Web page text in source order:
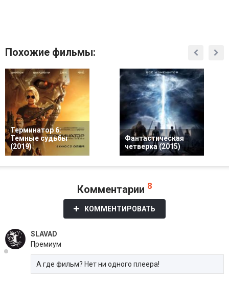
Похожие фильмы:
Терминатор 6:
Темные судьбы
(2019)
Фантастическая
четверка (2015)
Комментарии 8
КОММЕНТИРОВАТЬ
SLAVAD
Премиум
А где фильм? Нет ни одного плеера!